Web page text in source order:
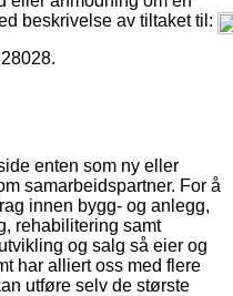
beskrivelse av tiltaket til:
enten som ny eller
samarbeidspartner. For å
innen bygg- og anlegg,
rehabilitering samt
og salg så eier og
har alliert oss med flere
utføre selv de største